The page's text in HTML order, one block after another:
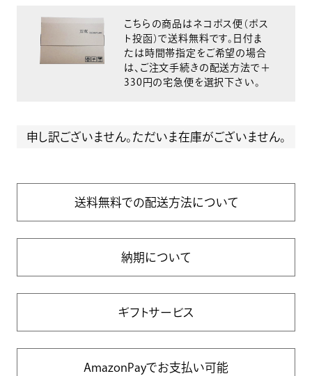
こちらの商品はネコポス便（ポス
ト投函）で送料無料です。日付ま
たは時間帯指定をご希望の場合
は、ご注文手続きの配送方法で＋
330円の宅急便を選択下さい。
申し訳ございません。ただいま在庫がございません。
送料無料での配送方法について
納期について
ギフトサービス
AmazonPayでお支払い可能